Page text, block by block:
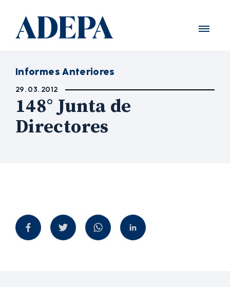
Informes Anteriores
29. 03. 2012
148° Junta de
Directores